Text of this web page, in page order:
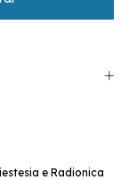
e Radionica